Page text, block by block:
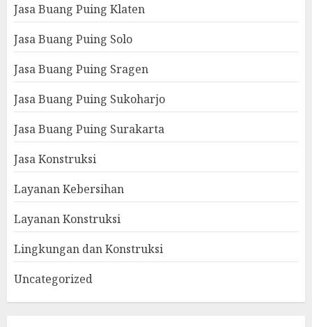
Jasa Buang Puing Klaten
Jasa Buang Puing Solo
Jasa Buang Puing Sragen
Jasa Buang Puing Sukoharjo
Jasa Buang Puing Surakarta
Jasa Konstruksi
Layanan Kebersihan
Layanan Konstruksi
Lingkungan dan Konstruksi
Uncategorized